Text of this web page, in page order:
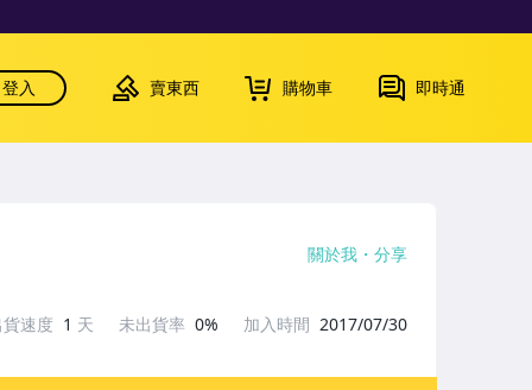
登入 賣東西 購物車 即時通
關於我 分享
速度 1 天 未出貨率 0% 加入時間 2017/07/30